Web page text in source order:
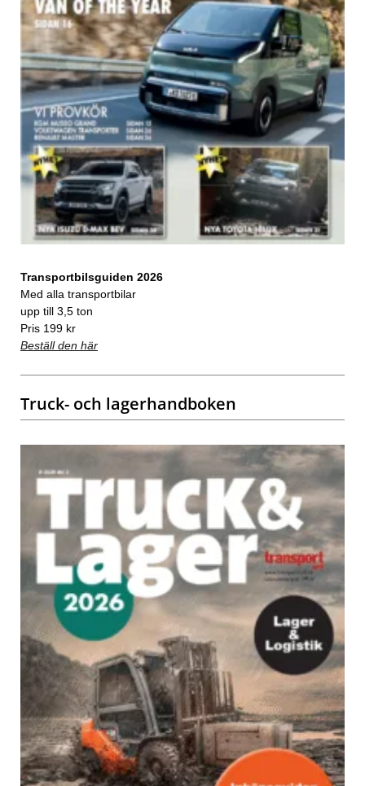
Transportbilsguiden 2026
Med alla transportbilar
upp till 3,5 ton
Pris 199 kr
Beställ den här
Truck- och lagerhandboken